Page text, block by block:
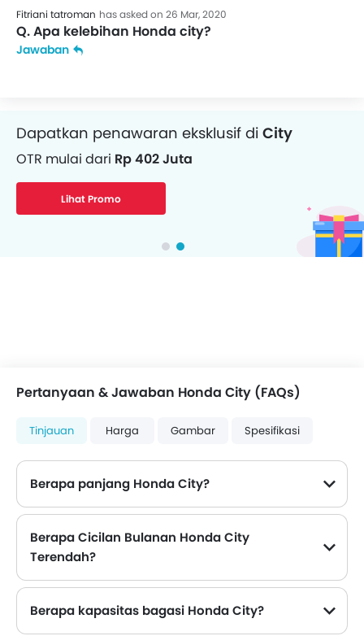
Fitriani tatroman has asked on 26 Mar, 2020
Q. Apa kelebihan Honda city?
Jawaban
Dapatkan penawaran eksklusif di City
OTR mulai dari Rp 402 Juta
Lihat Promo
Pertanyaan & Jawaban Honda City (FAQs)
Tinjauan Harga Gambar Spesifikasi
Berapa panjang Honda City?
Berapa Cicilan Bulanan Honda City
Terendah?
Berapa kapasitas bagasi Honda City?